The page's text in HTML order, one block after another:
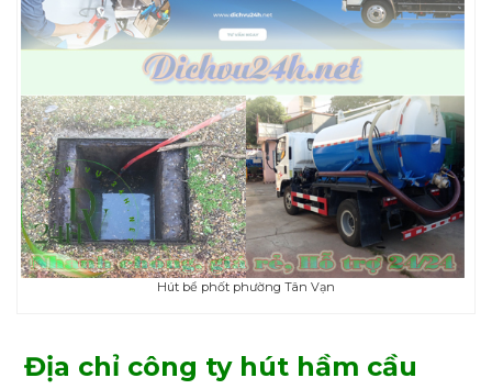
Hút bể phốt phường Tân Vạn
Địa chỉ công ty hút hầm cầu